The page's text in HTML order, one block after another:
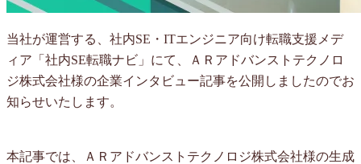
当社が運営する、社内SE・ITエンジニア向け転職支援メデ
ィア「社内SE転職ナビ」にて、ＡＲアドバンストテクノロ
ジ株式会社様の企業インタビュー記事を公開しましたのでお
知らせいたします。
本記事では、ＡＲアドバンストテクノロジ株式会社様の生成